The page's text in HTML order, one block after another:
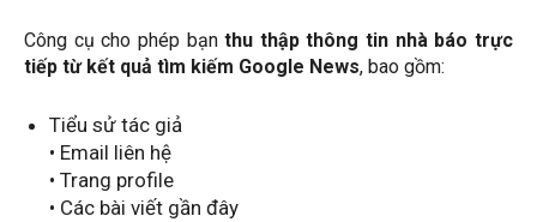
Công cụ cho phép bạnthu thập thông tin nhà báo trực
tiếp từ kết quả tìm kiếm Google News, bao gồm:
Tiểu sử tác giả
• Email liên hệ
• Trang profile
• Các bài viết gần đây